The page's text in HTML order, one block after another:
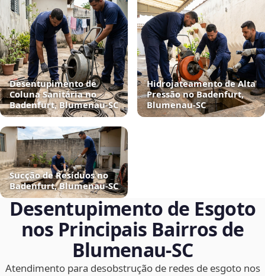
Desentupimento de
Coluna Sanitária no
Badenfurt, Blumenau‑SC
Hidrojateamento de Alta
Pressão no Badenfurt,
Blumenau‑SC
Sucção de Resíduos no
Badenfurt, Blumenau‑SC
Desentupimento de Esgoto
nos Principais Bairros de
Blumenau‑SC
Atendimento para desobstrução de redes de esgoto nos